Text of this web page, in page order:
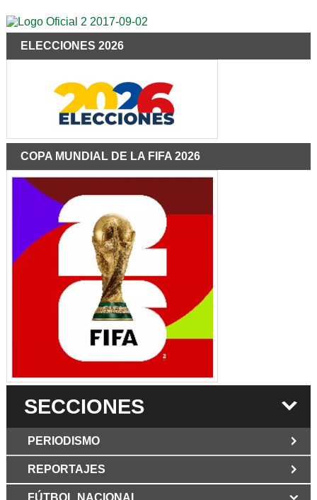
ELECCIONES 2026
COPA MUNDIAL DE LA FIFA 2026
SECCIONES
PERIODISMO
Los Periodist@s
El silencio del poder. Hay otro mártir de la
REPORTAJES